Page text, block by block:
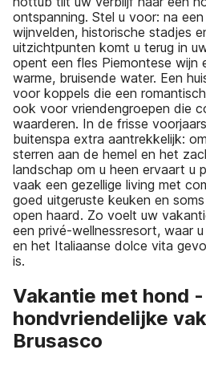
ontspanning. Stel u voor: na
wijnvelden, historische stadjes
uitzichtpunten komt u terug in
opent een fles Piemontese wijn
warme, bruisende water. Een
voor koppels die een
ook voor vriendengroepen die
waarderen. In de frisse
buitenspa extra aantrekkelijk:
sterren aan de hemel en het
landschap om u heen ervaart u
vaak een gezellige living met
goed uitgeruste keuken en
open haard. Zo voelt uw
een privé-wellnessresort, waar
en het Italiaanse dolce vita
is.
Vakantie met hond -
hondvriendelijke
Brusasco